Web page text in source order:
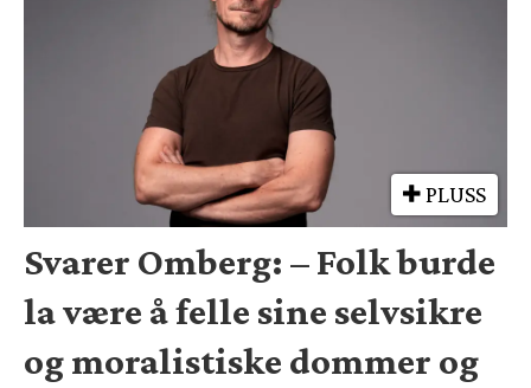
PLUSS
Svarer Omberg: – Folk burde
la være å felle sine selvsikre
og moralistiske dommer og